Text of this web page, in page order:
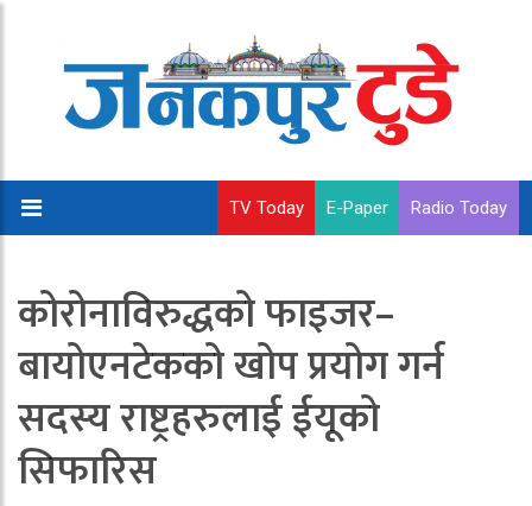
TV Today E-Paper Radio Today
कोरोनाविरुद्धको फाइजर–
बायोएनटेकको खोप प्रयोग गर्न
सदस्य राष्ट्रहरुलाई ईयूको
सिफारिस